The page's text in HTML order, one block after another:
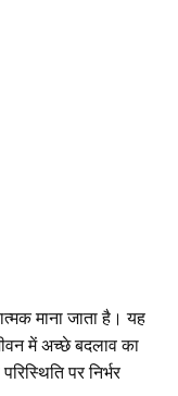
माना जाता है। यह
में अच्छे बदलाव का
पर निर्भर